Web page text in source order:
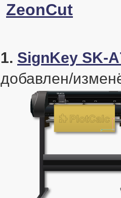
ZeonCut
1. SignKey SK-
добавлен/